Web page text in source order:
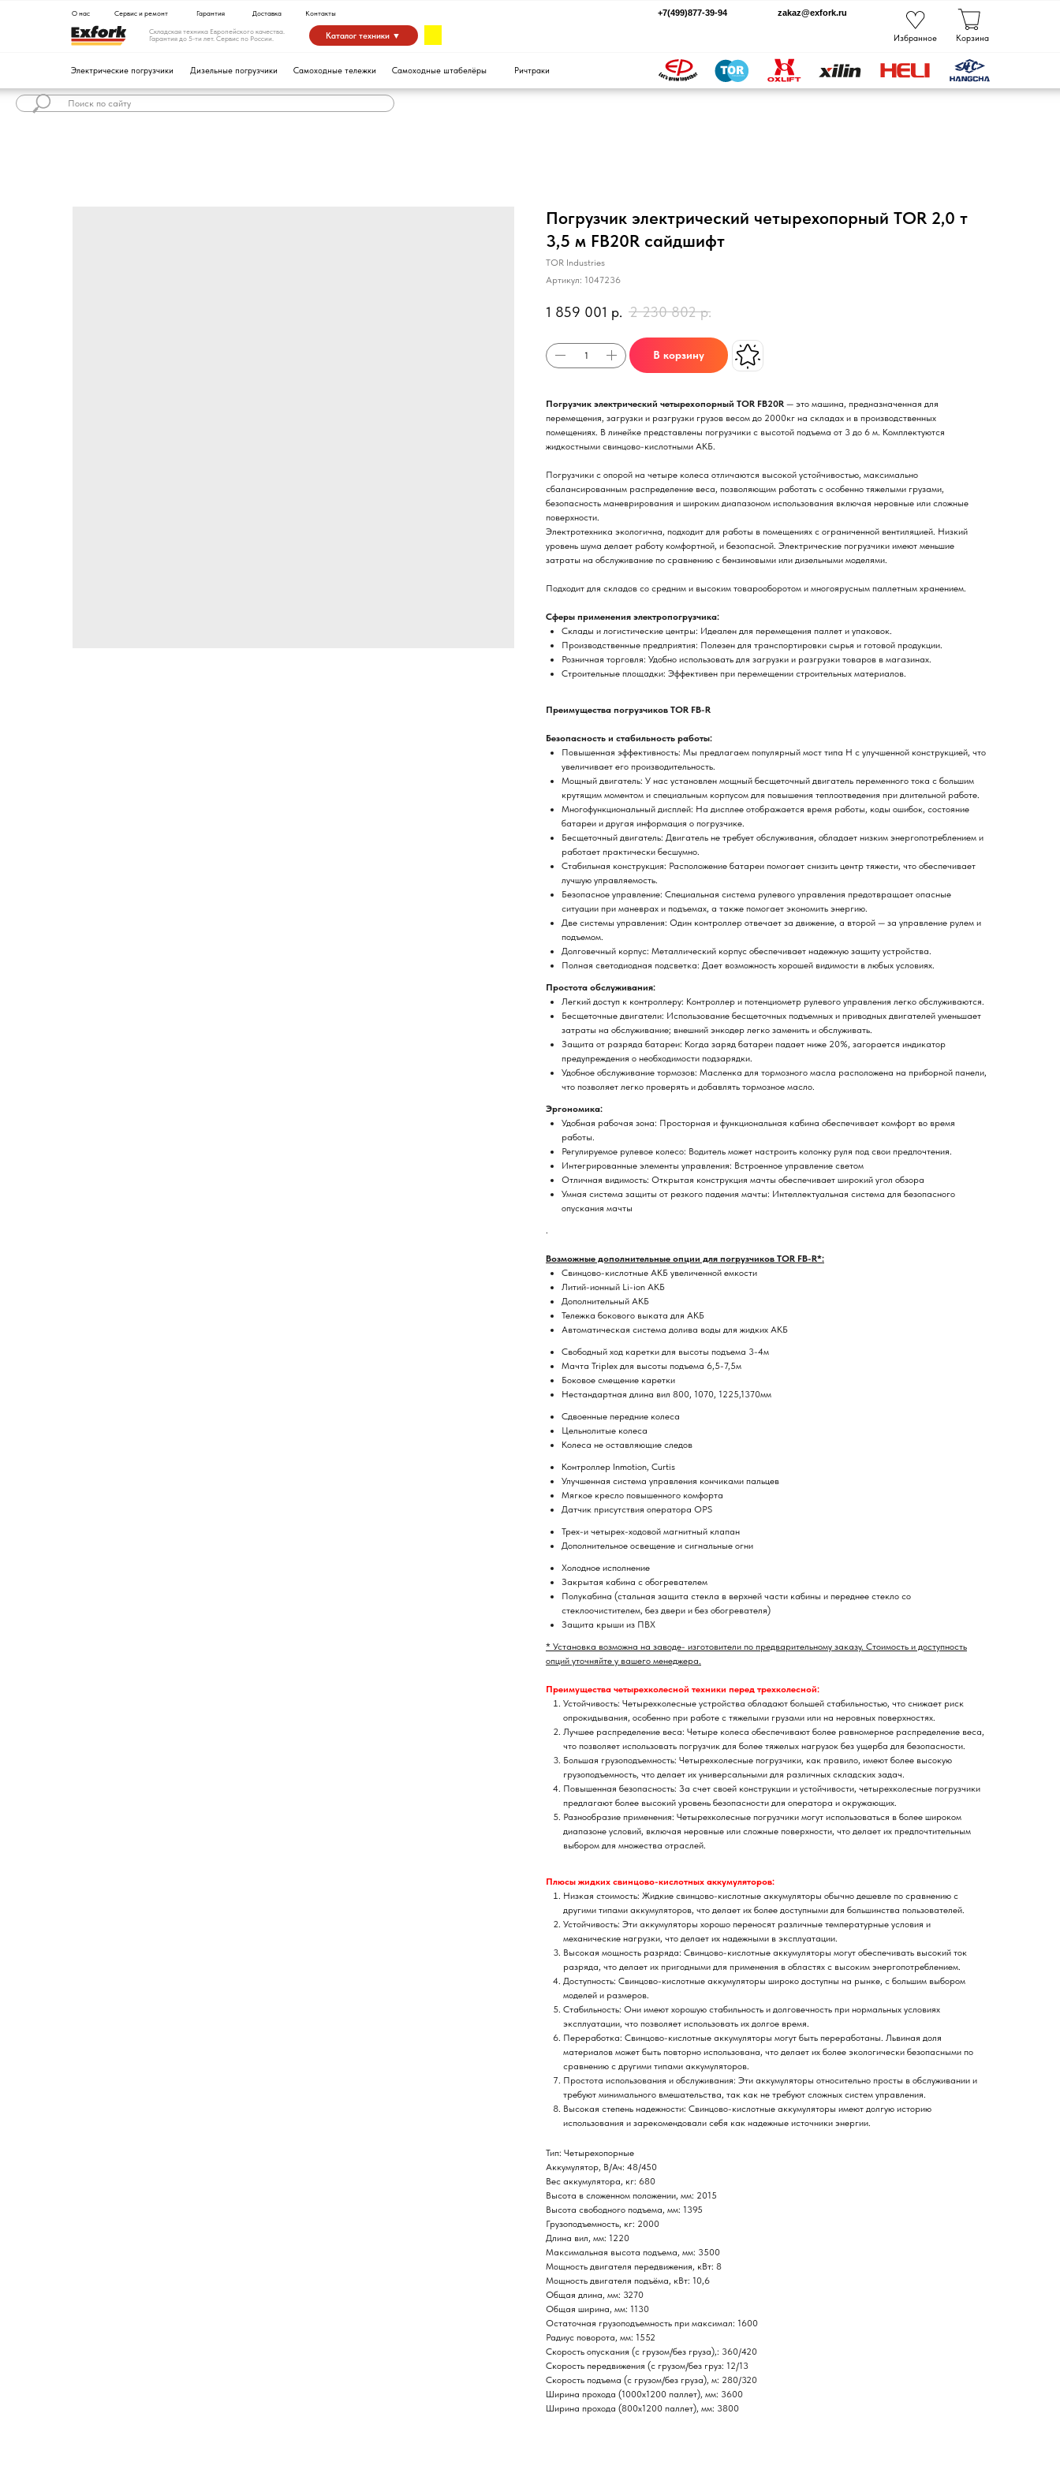
Каталог техники ▼
Складская техника Европейского качества.
Гарантия до 5-ти лет. Сервис по России.
О нас Сервис и ремонт Гарантия Контакты zakaz@exfork.ru
Погрузчик электрический четырехопорный TOR 2,0 т
3,5 м FB20R сайдшифт
TOR Industries
Артикул: 1047236
1 859 001 р. 2 230 802 р.
В корзину
Погрузчик электрический четырехопорный TOR FB20R — это машина, предназначенная для
перемещения, загрузки и разгрузки грузов весом до 2000кг на складах и в производственных
помещениях. В линейке представлены погрузчики с высотой подъема от 3 до 6 м. Комплектуются
жидкостными свинцово-кислотными АКБ.
Погрузчики с опорой на четыре колеса отличаются высокой устойчивостью, максимально
сбалансированным распределение веса, позволяющим работать с особенно тяжелыми грузами,
безопасность маневрирования и широким диапазоном использования включая неровные или сложные
поверхности.
Электротехника экологична, подходит для работы в помещениях с ограниченной вентиляцией. Низкий
уровень шума делает работу комфортной, и безопасной. Электрические погрузчики имеют меньшие
затраты на обслуживание по сравнению с бензиновыми или дизельными моделями.
Подходит для складов со средним и высоким товарооборотом и многоярусным паллетным хранением.
Сферы применения электропогрузчика:
Склады и логистические центры: Идеален для перемещения паллет и упаковок.
Производственные предприятия: Полезен для транспортировки сырья и готовой продукции.
Розничная торговля: Удобно использовать для загрузки и разгрузки товаров в магазинах.
Строительные площадки: Эффективен при перемещении строительных материалов.
Преимущества погрузчиков TOR FB-R
Безопасность и стабильность работы:
Повышенная эффективность: Мы предлагаем популярный мост типа H с улучшенной конструкцией, что
увеличивает его производительность.
Мощный двигатель: У нас установлен мощный бесщеточный двигатель переменного тока с большим
крутящим моментом и специальным корпусом для повышения теплоотведения при длительной работе.
Многофункциональный дисплей: На дисплее отображается время работы, коды ошибок, состояние
батареи и другая информация о погрузчике.
Бесщеточный двигатель: Двигатель не требует обслуживания, обладает низким энергопотреблением и
работает практически бесшумно.
Стабильная конструкция: Расположение батареи помогает снизить центр тяжести, что обеспечивает
лучшую управляемость.
Безопасное управление: Специальная система рулевого управления предотвращает опасные
ситуации при маневрах и подъемах, а также помогает экономить энергию.
Две системы управления: Один контроллер отвечает за движение, а второй — за управление рулем и
подъемом.
Долговечный корпус: Металлический корпус обеспечивает надежную защиту устройства.
Полная светодиодная подсветка: Дает возможность хорошей видимости в любых условиях.
Простота обслуживания:
Легкий доступ к контроллеру: Контроллер и потенциометр рулевого управления легко обслуживаются.
Бесщеточные двигатели: Использование бесщеточных подъемных и приводных двигателей уменьшает
затраты на обслуживание; внешний энкодер легко заменить и обслуживать.
Защита от разряда батареи: Когда заряд батареи падает ниже 20%, загорается индикатор
предупреждения о необходимости подзарядки.
Удобное обслуживание тормозов: Масленка для тормозного масла расположена на приборной панели,
что позволяет легко проверять и добавлять тормозное масло.
Эргономика:
Удобная рабочая зона: Просторная и функциональная кабина обеспечивает комфорт во время
работы.
Регулируемое рулевое колесо: Водитель может настроить колонку руля под свои предпочтения.
Интегрированные элементы управления: Встроенное управление светом
Отличная видимость: Открытая конструкция мачты обеспечивает широкий угол обзора
Умная система защиты от резкого падения мачты: Интеллектуальная система для безопасного
опускания мачты
.
Возможные дополнительные опции для погрузчиков TOR FB-R*:
Свинцово-кислотные АКБ увеличенной емкости
Литий-ионный Li-ion АКБ
Дополнительный АКБ
Тележка бокового выката для АКБ
Автоматическая система долива воды для жидких АКБ
Свободный ход каретки для высоты подъема 3-4м
Мачта Triplex для высоты подъема 6,5-7,5м
Боковое смещение каретки
Нестандартная длина вил 800, 1070, 1225,1370мм
Сдвоенные передние колеса
Цельнолитые колеса
Колеса не оставляющие следов
Контроллер Inmotion, Curtis
Улучшенная система управления кончиками пальцев
Мягкое кресло повышенного комфорта
Датчик присутствия оператора OPS
Трех-и четырех-ходовой магнитный клапан
Дополнительное освещение и сигнальные огни
Холодное исполнение
Закрытая кабина с обогревателем
Полукабина (стальная защита стекла в верхней части кабины и переднее стекло со
стеклоочистителем, без двери и без обогревателя)
Защита крыши из ПВХ
* Установка возможна на заводе- изготовители по предварительному заказу. Стоимость и доступность
опций уточняйте у вашего менеджера.
Преимущества четырехколесной техники перед трехколесной:
Устойчивость: Четырехколесные устройства обладают большей стабильностью, что снижает риск
опрокидывания, особенно при работе с тяжелыми грузами или на неровных поверхностях.
Лучшее распределение веса: Четыре колеса обеспечивают более равномерное распределение веса,
что позволяет использовать погрузчик для более тяжелых нагрузок без ущерба для безопасности.
Большая грузоподъемность: Четырехколесные погрузчики, как правило, имеют более высокую
грузоподъемность, что делает их универсальными для различных складских задач.
Повышенная безопасность: За счет своей конструкции и устойчивости, четырехколесные погрузчики
предлагают более высокий уровень безопасности для оператора и окружающих.
Разнообразие применения: Четырехколесные погрузчики могут использоваться в более широком
диапазоне условий, включая неровные или сложные поверхности, что делает их предпочтительным
выбором для множества отраслей.
Плюсы жидких свинцово-кислотных аккумуляторов:
Низкая стоимость: Жидкие свинцово-кислотные аккумуляторы обычно дешевле по сравнению с
другими типами аккумуляторов, что делает их более доступными для большинства пользователей.
Устойчивость: Эти аккумуляторы хорошо переносят различные температурные условия и
механические нагрузки, что делает их надежными в эксплуатации.
Высокая мощность разряда: Свинцово-кислотные аккумуляторы могут обеспечивать высокий ток
разряда, что делает их пригодными для применения в областях с высоким энергопотреблением.
Доступность: Свинцово-кислотные аккумуляторы широко доступны на рынке, с большим выбором
моделей и размеров.
Стабильность: Они имеют хорошую стабильность и долговечность при нормальных условиях
эксплуатации, что позволяет использовать их долгое время.
Переработка: Свинцово-кислотные аккумуляторы могут быть переработаны. Львиная доля
материалов может быть повторно использована, что делает их более экологически безопасными по
сравнению с другими типами аккумуляторов.
Простота использования и обслуживания: Эти аккумуляторы относительно просты в обслуживании и
требуют минимального вмешательства, так как не требуют сложных систем управления.
Высокая степень надежности: Свинцово-кислотные аккумуляторы имеют долгую историю
использования и зарекомендовали себя как надежные источники энергии.
Тип: Четырехопорные
Аккумулятор, В/Ач: 48/450
Вес аккумулятора, кг: 680
Высота в сложенном положении, мм: 2015
Высота свободного подъема, мм: 1395
Грузоподъемность, кг: 2000
Длина вил, мм: 1220
Максимальная высота подъема, мм: 3500
Мощность двигателя передвижения, кВт: 8
Мощность двигателя подъёма, кВт: 10,6
Общая длина, мм: 3270
Общая ширина, мм: 1130
Остаточная грузоподъемность при максимал: 1600
Радиус поворота, мм: 1552
Скорость опускания (с грузом/без груза),: 360/420
Скорость передвижения (с грузом/без груз: 12/13
Скорость подъема (с грузом/без груза), м: 280/320
Ширина прохода (1000х1200 паллет), мм: 3600
Ширина прохода (800х1200 паллет), мм: 3800